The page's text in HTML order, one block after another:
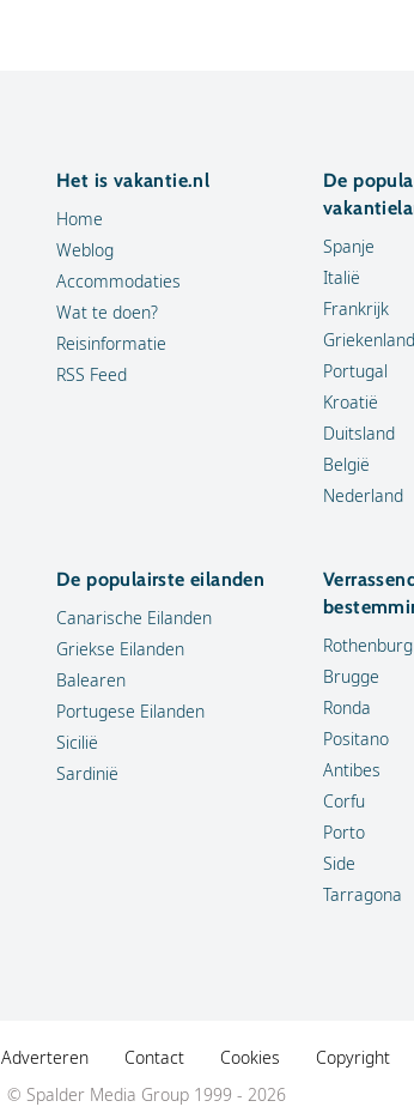
Het is vakantie.nl
Home
Weblog
Accommodaties
Wat te doen?
Reisinformatie
RSS Feed
De
Spanje
Italië
Frankrijk
Griekenland
Portugal
Kroatië
Duitsland
België
Nederland
De populairste eilanden
Canarische Eilanden
Griekse Eilanden
Balearen
Portugese Eilanden
Sicilië
Sardinië
Brugge
Ronda
Positano
Antibes
Corfu
Porto
Side
Tarragona
Adverteren Contact Cookies
Copyright
© Spalder Media Group 1999 - 2026